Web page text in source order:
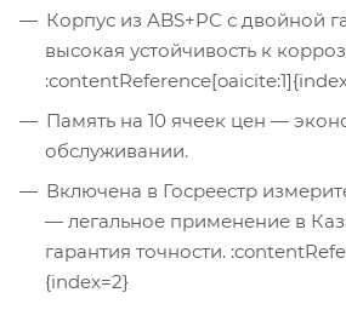
Корпус из ABS+PC с двойной
высокая устойчивость к
Память на 10 ячеек цен —
обслуживании.
Включена в Госреестр
— легальное применение в
гарантия точности.
{index=2}